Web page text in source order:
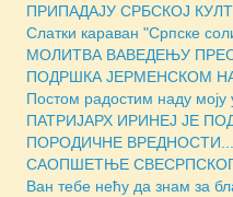
ПРИПАДАЈУ СРБСКОЈ
Слатки караван "Српске
МОЛИТВА ВАВЕДЕЊУ
ПОДРШКА ЈЕРМЕНСКОМ
Постом радостим наду моју
ПАТРИЈАРХ ИРИНЕЈ ЈЕ
ПОРОДИЧНЕ ВРЕДНОСТИ...
САОПШЕТЊЕ
Ван тебе нећу да знам за